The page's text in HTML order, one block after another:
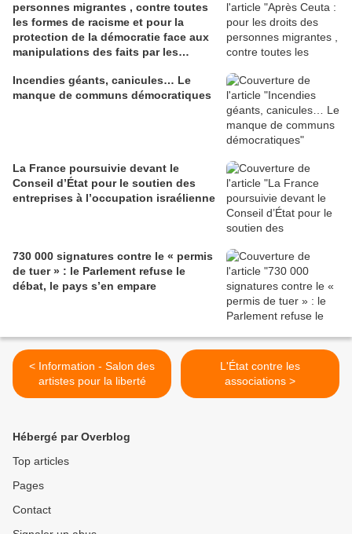
personnes migrantes , contre toutes
les formes de racisme et pour la
protection de la démocratie face aux
manipulations des faits par les
Incendies géants, canicules… Le
manque de communs démocratiques
La France poursuivie devant le
Conseil d’État pour le soutien des
entreprises à l’occupation israélienne
730 000 signatures contre le « permis
de tuer » : le Parlement refuse le
débat, le pays s’en empare
< Information - Salon des
artistes pour la liberté
L'État contre les
associations >
Hébergé par Overblog
Top articles
Pages
Contact